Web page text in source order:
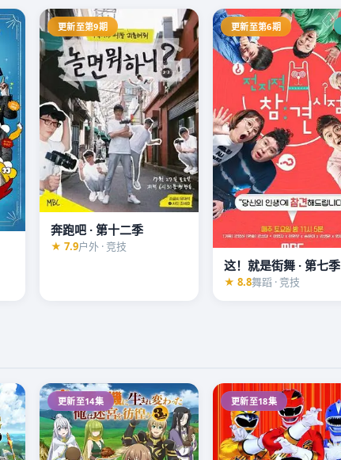
更新至第9期
奔跑吧 · 第十二季
★ 7.9户外 · 竞技
更新至第6期
这！就是街舞 · 第七季
★ 8.8舞蹈 · 竞技
更新至14集 更新至18集